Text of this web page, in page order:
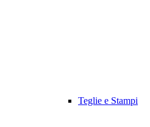
Teglie e Stampi